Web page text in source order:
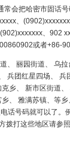
常会把哈密市固话
、
、902
或者+86-
、 丽园街道、 乌拉
兵团红星四场、 兵
乡、 新市区街道
、 雅满苏镇、等
话号码就可以了。
拨打这些地区请参